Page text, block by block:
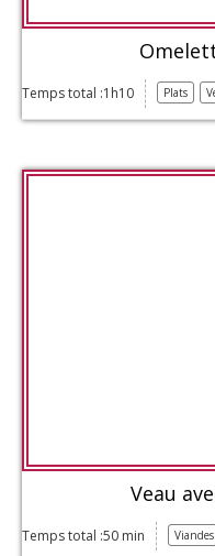
Temps total :1h10 Plats
Veau
Temps total :50 min Viandes